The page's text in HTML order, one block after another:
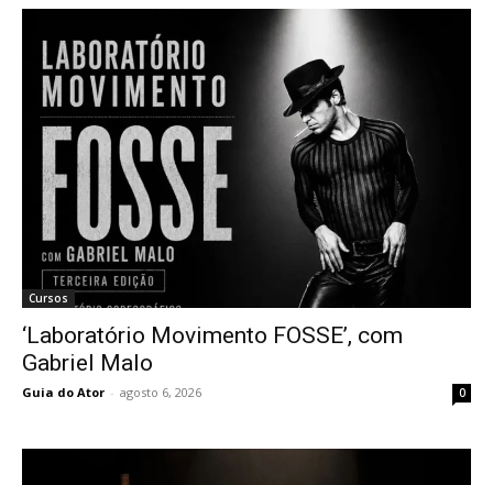
Cursos
‘Laboratório Movimento FOSSE’, com
Gabriel Malo
Guia do Ator - agosto 6, 2026 0